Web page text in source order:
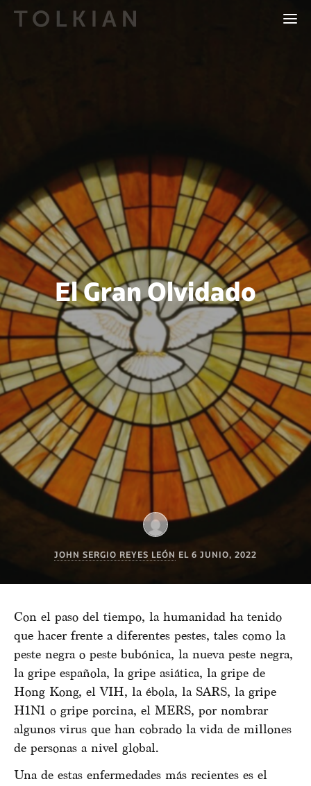
El Gran Olvidado
JOHN SERGIO REYES LEÓN EL 6 JUNIO, 2022
Con el paso del tiempo, la humanidad ha tenido
que hacer frente a diferentes pestes, tales como la
peste negra o peste bubónica, la nueva peste negra,
la gripe española, la gripe asiática, la gripe de
Hong Kong, el VIH, la ébola, la SARS, la gripe
H1N1 o gripe porcina, el MERS, por nombrar
algunos virus que han cobrado la vida de millones
de personas a nivel global.
Una de estas enfermedades más recientes es el